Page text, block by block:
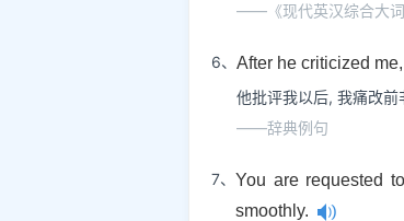
——《现代英汉综合大词
6、 After he criticized
他批评我以后, 我痛改前
——辞典例句
7、 You are requested
smoothly.